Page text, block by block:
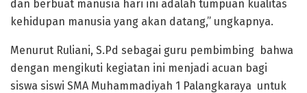
dan berbuat manusia hari ini adalah tumpuan kualitas
kehidupan manusia yang akan datang,” ungkapnya.
Menurut Ruliani, S.Pd sebagai guru pembimbing bahwa
dengan mengikuti kegiatan ini menjadi acuan bagi
siswa siswi SMA Muhammadiyah 1 Palangkaraya untuk